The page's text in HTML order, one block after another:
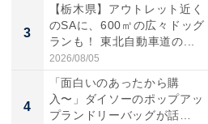
3
【栃木県】アウトレット近く
のSAに、600㎡の広々ドッグ
ランも！ 東北自動車道の...
2026/08/05
4
「面白いのあったから購
入〜」ダイソーのポップアッ
プランドリーバッグが話